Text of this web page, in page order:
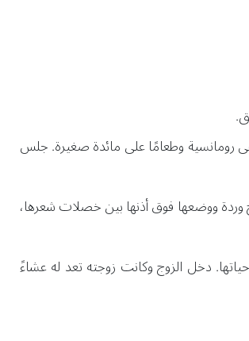
رومانسية وطعامًا على مائدة صغيرة. جلس
ووضعها فوق أذنها بين خصلات شعرها،
دخل الزوج وكانت زوجته تعد له عشاءً